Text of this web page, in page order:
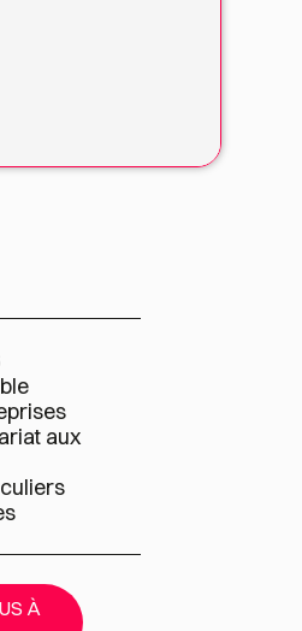
aux
À